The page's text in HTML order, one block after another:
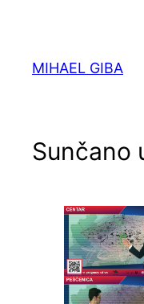
sadržaja
MIHAEL GIBA
Sunčano